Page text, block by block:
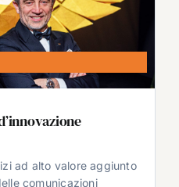
ad alto valore aggiunto
comunicazioni